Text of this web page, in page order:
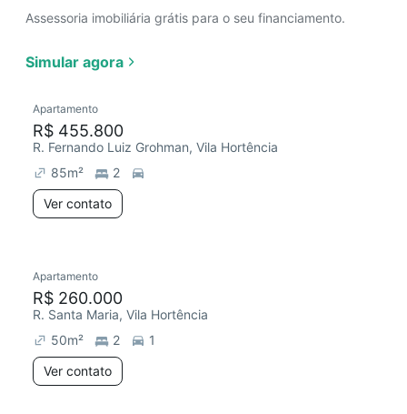
Assessoria imobiliária grátis para o seu financiamento.
Simular agora
Apartamento
R$ 455.800
R. Fernando Luiz Grohman, Vila Hortência
85m²
2
Ver contato
Apartamento
R$ 260.000
R. Santa Maria, Vila Hortência
50m² 2
1
Ver contato